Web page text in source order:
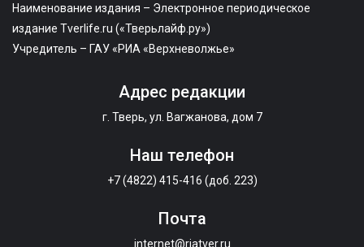
Наименование издания – Электронное периодическое
издание Tverlife.ru («Тверьлайф.ру»)
Учредитель – ГАУ «РИА «Верхневолжье»
Адрес редакции
г. Тверь, ул. Вагжанова, дом 7
Наш телефон
+7 (4822) 415-416 (доб. 223)
Почта
internet@riatver.ru